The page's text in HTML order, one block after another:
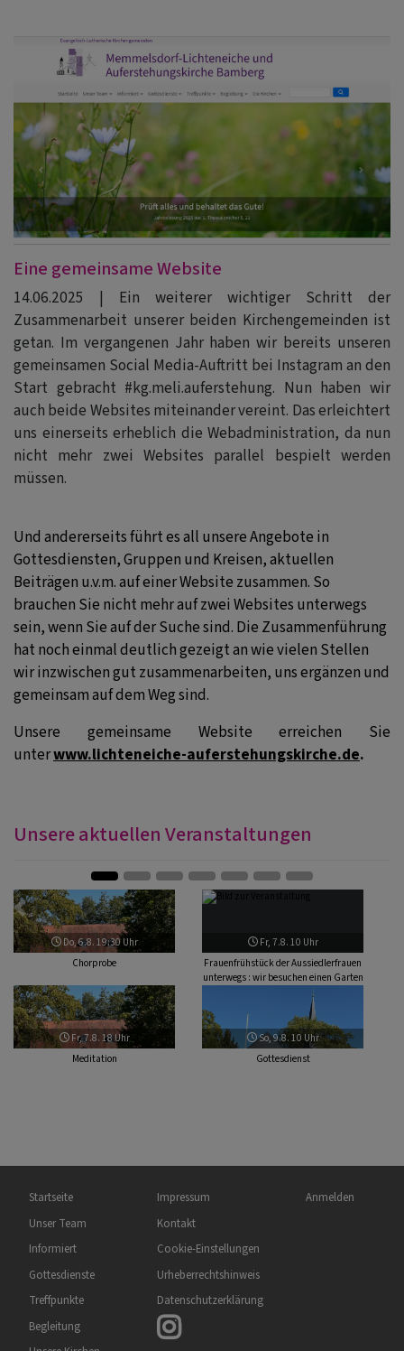
Eine gemeinsame Website
14.06.2025 | Ein weiterer wichtiger Schritt der
Zusammenarbeit unserer beiden Kirchengemeinden ist
getan. Im vergangenen Jahr haben wir bereits unseren
gemeinsamen Social Media-Auftritt bei Instagram an den
Start gebracht #kg.meli.auferstehung. Nun haben wir
auch beide Websites miteinander vereint. Das erleichtert
uns einerseits erheblich die Webadministration, da nun
nicht mehr zwei Websites parallel bespielt werden
müssen.
Und andererseits führt es all unsere Angebote in
Gottesdiensten, Gruppen und Kreisen, aktuellen
Beiträgen u.v.m. auf einer Website zusammen. So
brauchen Sie nicht mehr auf zwei Websites unterwegs
sein, wenn Sie auf der Suche sind. Die Zusammenführung
hat noch einmal deutlich gezeigt an wie vielen Stellen
wir inzwischen gut zusammenarbeiten, uns ergänzen und
gemeinsam auf dem Weg sind.
Unsere gemeinsame Website erreichen Sie
unterwww.lichteneiche-auferstehungskirche.de.
Unsere aktuellen Veranstaltungen
Do, 6.8. 19:30 Uhr
Chorprobe
Fr, 7.8. 10 Uhr
Frauenfrühstück der Aussiedlerfrauen
unterwegs : wir besuchen einen Garten
Fr, 7.8. 18 Uhr
Meditation
So, 9.8. 10 Uhr
Gottesdienst
Zurück
Hauptnavigation
Startseite
Unser Team
Informiert
Gottesdienste
Treffpunkte
Begleitung
Fußbereichsmenü
Impressum
Kontakt
Cookie-Einstellungen
Urheberrechtshinweis
Datenschutzerklärung
Benutzermenü
Anmelden